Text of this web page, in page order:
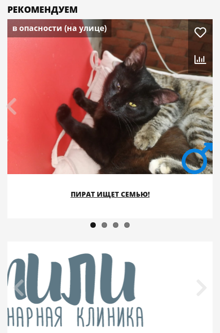
РЕКОМЕНДУЕМ
в опасности (на улице)
ПИРАТ ИЩЕТ СЕМЬЮ!